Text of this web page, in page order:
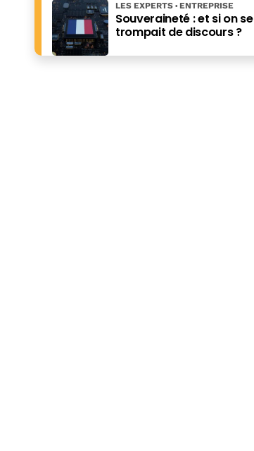
Souveraineté : et si on se
trompait de discours ?
LES EXPERTS ENTREPRISE